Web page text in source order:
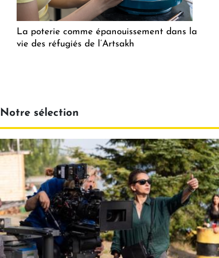
La poterie comme épanouissement dans la
vie des réfugiés de l’Artsakh
Notre sélection